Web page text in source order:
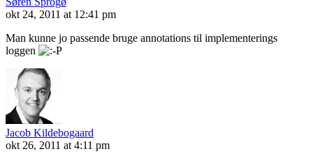
okt 24, 2011 at 12:41 pm
Man kunne jo passende bruge annotations til implementerings
loggen
Jacob Kildebogaard
okt 26, 2011 at 4:11 pm